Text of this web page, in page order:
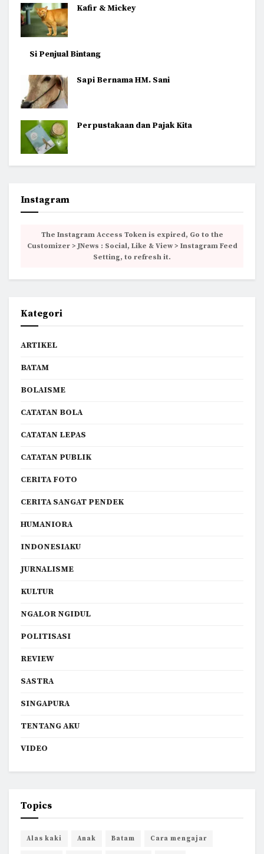
Kafir & Mickey
Si Penjual Bintang
Sapi Bernama HM. Sani
Perpustakaan dan Pajak Kita
Instagram
The Instagram Access Token is expired, Go to the
Customizer > JNews : Social, Like & View > Instagram Feed
Setting, to refresh it.
Kategori
ARTIKEL
BATAM
BOLAISME
CATATAN BOLA
CATATAN LEPAS
CATATAN PUBLIK
CERITA FOTO
CERITA SANGAT PENDEK
HUMANIORA
INDONESIAKU
JURNALISME
KULTUR
NGALOR NGIDUL
POLITISASI
REVIEW
SASTRA
SINGAPURA
TENTANG AKU
VIDEO
Topics
Alas kaki Anak Batam Cara mengajar